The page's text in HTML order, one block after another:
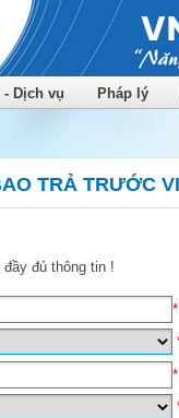
- Dịch vụ Pháp lý
TRẢ TRƯỚC
đủ thông tin !
*
*